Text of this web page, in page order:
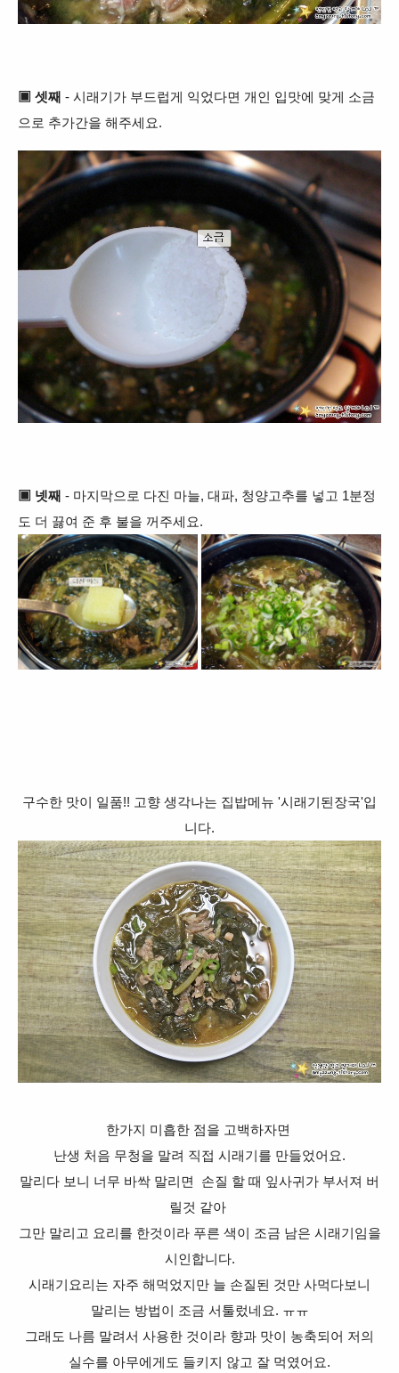
▣ 셋째 - 시래기가 부드럽게 익었다면 개인 입맛에 맞게 소금
으로 추가간을 해주세요.
▣ 넷째 - 마지막으로 다진 마늘, 대파, 청양고추를 넣고 1분정
도 더 끓여 준 후 불을 꺼주세요.
구수한 맛이 일품!! 고향 생각나는 집밥메뉴 '시래기된장국'입
니다.
한가지 미흡한 점을 고백하자면
난생 처음 무청을 말려 직접 시래기를 만들었어요.
말리다 보니 너무 바싹 말리면 손질 할 때 잎사귀가 부서져 버
릴것 같아
그만 말리고 요리를 한것이라 푸른 색이 조금 남은 시래기임을
시인합니다.
시래기요리는 자주 해먹었지만 늘 손질된 것만 사먹다보니
말리는 방법이 조금 서툴렀네요. ㅠㅠ
그래도 나름 말려서 사용한 것이라 향과 맛이 농축되어 저의
실수를 아무에게도 들키지 않고 잘 먹였어요.